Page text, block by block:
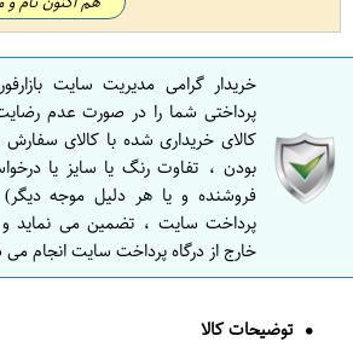
خریدار گرامی مدیریت سایت
پرداختی شما را در صورت عدم
کالای خریداری شده با کالای
بودن ، تفاوت رنگ یا سایز یا
فروشنده و یا هر دلیل موجه
پرداخت سایت ، تضمین می نماید
خارج از درگاه پرداخت سایت انجام می
توضیحات کالا